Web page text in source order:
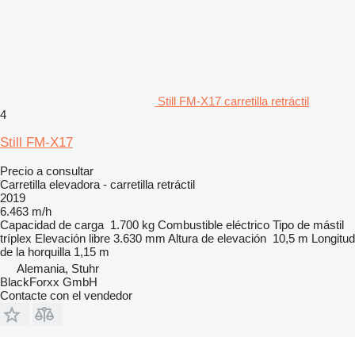
Still FM-X17 carretilla retráctil
4
Still FM-X17
Precio a consultar
Carretilla elevadora - carretilla retráctil
2019
6.463 m/h
Capacidad de carga 1.700 kg Combustible eléctrico Tipo de mástil
tríplex Elevación libre 3.630 mm Altura de elevación 10,5 m Longitud
de la horquilla 1,15 m
Alemania, Stuhr
BlackForxx GmbH
Contacte con el vendedor